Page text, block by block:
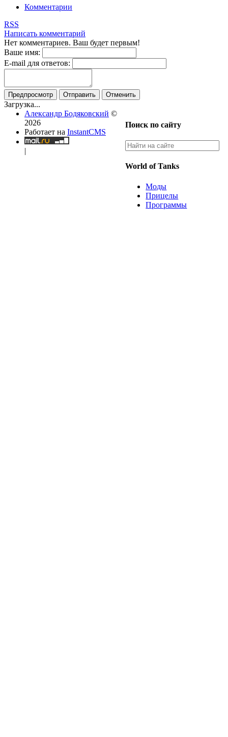
Комментарии
RSS
Написать комментарий
Нет комментариев. Ваш будет первым!
Ваше имя:
E-mail для ответов:
Предпросмотр Отправить Отменить
Загрузка...
Поиск по сайту
World of Tanks
Моды
Прицелы
Программы
Александр Бодяковский ©
2026
Работает на InstantCMS
|